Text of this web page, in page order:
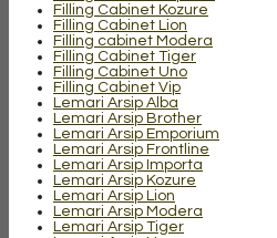
Filling Cabinet Kozure
Filling Cabinet Lion
Filling cabinet Modera
Filling Cabinet Tiger
Filling Cabinet Uno
Filling Cabinet Vip
Lemari Arsip Alba
Lemari Arsip Brother
Lemari Arsip Emporium
Lemari Arsip Frontline
Lemari Arsip Importa
Lemari Arsip Kozure
Lemari Arsip Lion
Lemari Arsip Modera
Lemari Arsip Tiger